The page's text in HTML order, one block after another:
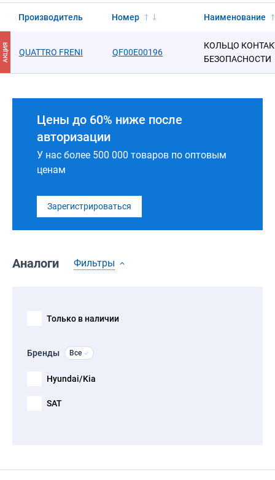
Производитель Номер Наименование
АКЦИЯ QUATTRO FRENI QF00E00196
КОЛЬЦО
БЕЗОПАСНОСТИ
Цены до 60% ниже после
авторизации
У нас более 500 000 товаров по оптовым
ценам
Зарегистрироваться
Аналоги Фильтры
Только в наличии
Бренды Все
Hyundai/Kia
SAT